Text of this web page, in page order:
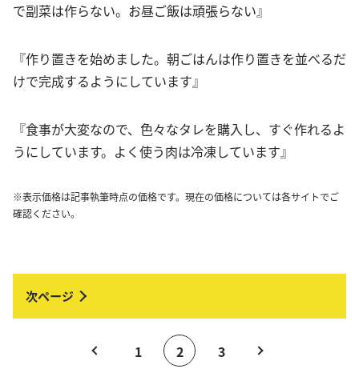
で副菜は作らない。お昼ご飯は頑張らない』
『作り置きを始めました。朝ごはんは作り置きを並べるだ
けで完成するようにしています』
『食事が大変なので、色々なタレを購入し、すぐ作れるよ
うにしています。よく使う肉は冷凍しています』
※表示価格は記事執筆時点の価格です。現在の価格については各サイトでご
確認ください。
1 2 3